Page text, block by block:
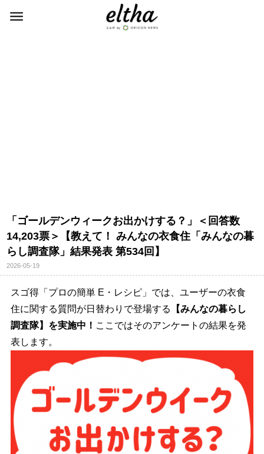
「ゴールデンウィークお出かけする？」＜回答数
14,203票＞【教えて！ みんなの衣食住「みんなの暮
らし調査隊」結果発表 第534回】
2026-05-19
スゴ得「プロの簡単 E・レシピ」では、ユーザーの衣食
住に関する質問が日替わりで登場する
【みんなの暮らし
調査隊】を実施中！ ここではそのアンケートの結果を発
表します。